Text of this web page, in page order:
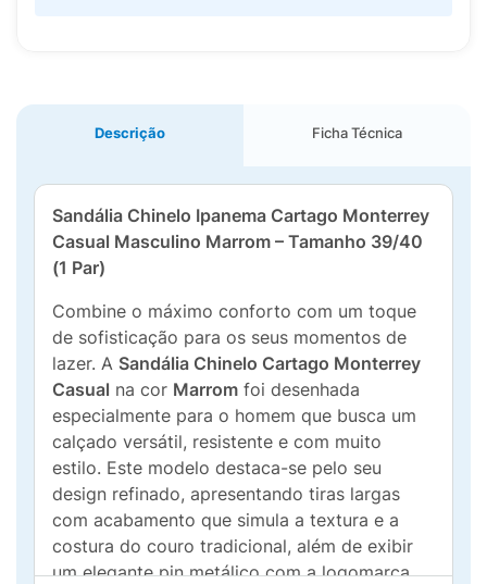
Descrição Ficha Técnica
Sandália Chinelo Ipanema Cartago Monterrey
Casual Masculino Marrom – Tamanho 39/40
(1 Par)
Combine o máximo conforto com um toque
de sofisticação para os seus momentos de
lazer. A Sandália Chinelo Cartago Monterrey
Casual na cor Marrom foi desenhada
especialmente para o homem que busca um
calçado versátil, resistente e com muito
estilo. Este modelo destaca-se pelo seu
design refinado, apresentando tiras largas
com acabamento que simula a textura e a
costura do couro tradicional, além de exibir
um elegante pin metálico com a logomarca